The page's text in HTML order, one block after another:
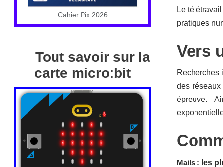
Cahier Pix 2026
Tout savoir sur la
carte micro:bit
Le
pratiques
Vers
Recherches
des
épreuve.
Mails : les